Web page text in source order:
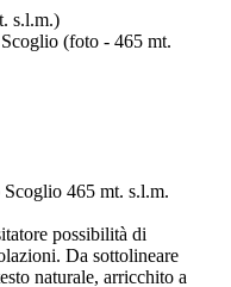
s.l.m.)
(foto - 465 mt.
465 mt. s.l.m.
possibilità di
Da sottolineare
naturale, arricchito a